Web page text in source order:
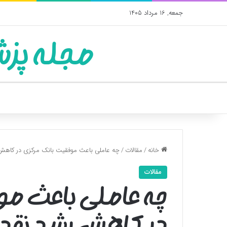
جمعه, 16 مرداد 1405
مجله
خانه/مقالات/چه عاملی باعث موفقیت بانک مرکزی در
مقالات
چه عاملی باعث